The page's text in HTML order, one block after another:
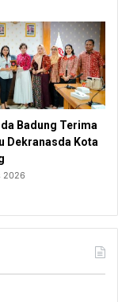
Badung Terima
Dekranasda Kota
2026